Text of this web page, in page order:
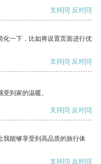
支持[0] 反对[0]
化一下，比如将设置页面进行优
支持[0] 反对[0]
到家的温暖。
支持[0] 反对[0]
我能够享受到高品质的旅行体
支持[0] 反对[0]